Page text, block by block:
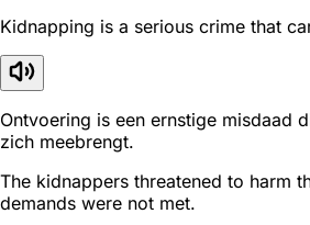
Kidnapping is a serious crime that
Ontvoering is een ernstige misdaad
zich meebrengt.
The kidnappers threatened to harm
demands were not met.